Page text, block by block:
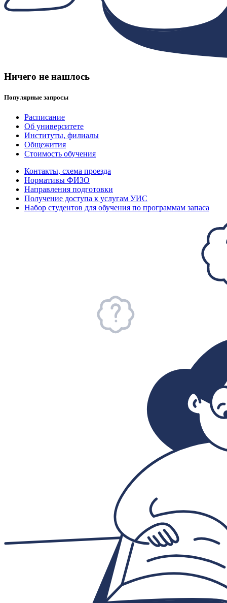
Ничего не нашлось
Популярные запросы
Расписание
Об университете
Институты, филиалы
Общежития
Стоимость обучения
Контакты, схема проезда
Нормативы ФИЗО
Направления подготовки
Получение доступа к услугам УИС
Набор студентов для обучения по программам запаса